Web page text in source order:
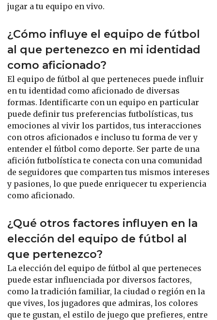
jugar a tu equipo en vivo.
¿Cómo influye el equipo de fútbol
al que pertenezco en mi identidad
como aficionado?
El equipo de fútbol al que perteneces puede influir
en tu identidad como aficionado de diversas
formas. Identificarte con un equipo en particular
puede definir tus preferencias futbolísticas, tus
emociones al vivir los partidos, tus interacciones
con otros aficionados e incluso tu forma de ver y
entender el fútbol como deporte. Ser parte de una
afición futbolística te conecta con una comunidad
de seguidores que comparten tus mismos intereses
y pasiones, lo que puede enriquecer tu experiencia
como aficionado.
¿Qué otros factores influyen en la
elección del equipo de fútbol al
que pertenezco?
La elección del equipo de fútbol al que perteneces
puede estar influenciada por diversos factores,
como la tradición familiar, la ciudad o región en la
que vives, los jugadores que admiras, los colores
que te gustan, el estilo de juego que prefieres, entre